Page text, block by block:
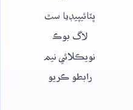
ڀٽائيپيڊيا سٿ
لاگ بوڪ
نويڪلائي نيم
رابطو ڪريو